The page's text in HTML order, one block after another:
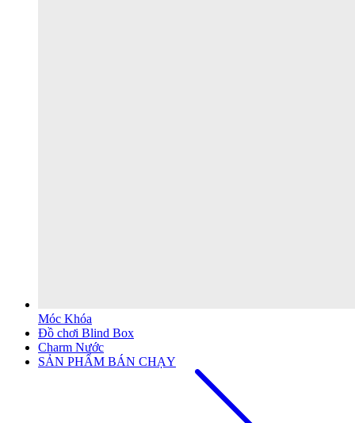
Móc Khóa
Đồ chơi Blind Box
Charm Nước
SẢN PHẨM BÁN CHẠY